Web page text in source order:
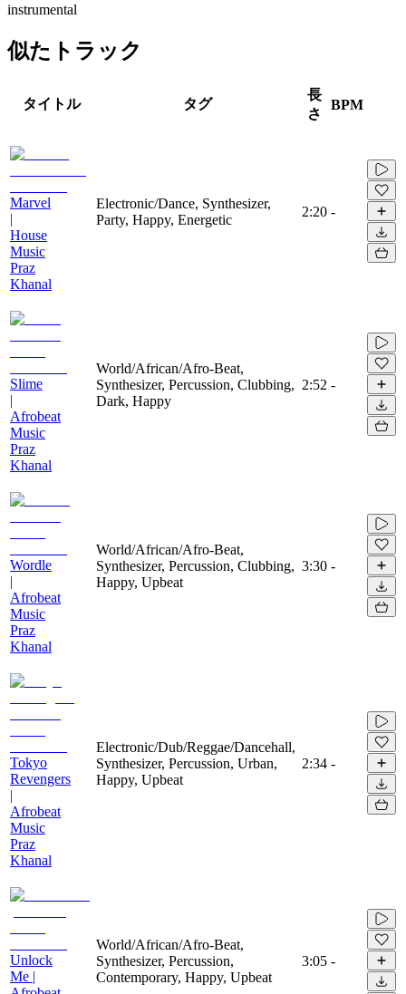
instrumental
似たトラック
タイトル タグ
長
さ
BPM
Marvel
|
House
Music
Praz
Khanal
Electronic/Dance, Synthesizer,
Party, Happy, Energetic
2:20 -
Slime
|
Afrobeat
Music
Praz
Khanal
World/African/Afro-Beat,
Synthesizer, Percussion, Clubbing,
Dark, Happy
2:52 -
Wordle
|
Afrobeat
Music
Praz
Khanal
World/African/Afro-Beat,
Synthesizer, Percussion, Clubbing,
Happy, Upbeat
3:30 -
Tokyo
Revengers
|
Afrobeat
Music
Praz
Khanal
Electronic/Dub/Reggae/Dancehall,
Synthesizer, Percussion, Urban,
Happy, Upbeat
2:34 -
Unlock
Me |
World/African/Afro-Beat,
Synthesizer, Percussion,
Contemporary, Happy, Upbeat
3:05 -